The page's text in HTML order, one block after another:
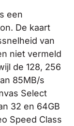
een
De kaart
van
niet vermeld
de 128, 256
85MB/s
Select
32 en 64GB
Speed Class